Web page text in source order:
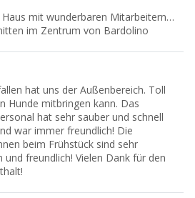
mit wunderbaren Mitarbeitern…
im Zentrum von Bardolino
hat uns der Außenbereich. Toll
Hunde mitbringen kann. Das
hat sehr sauber und schnell
war immer freundlich! Die
beim Frühstück sind sehr
und freundlich! Vielen Dank für den